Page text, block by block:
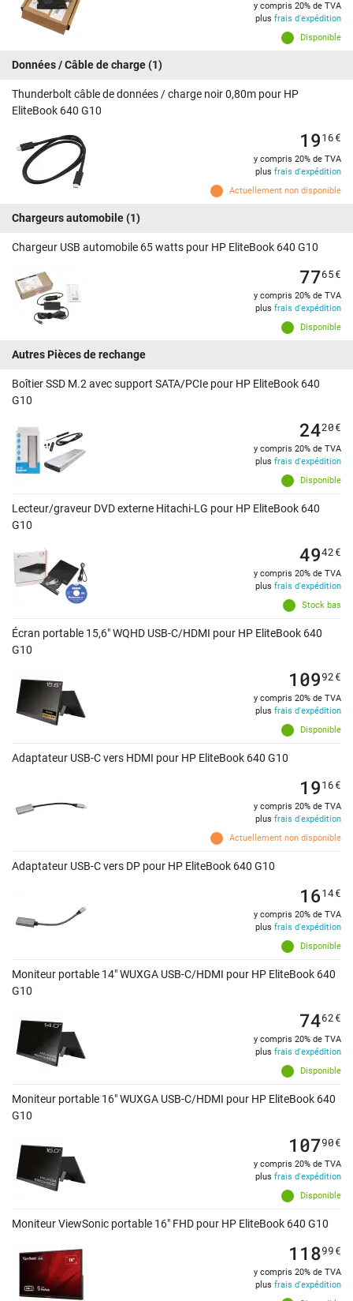
Disponible
y compris 20% de TVA
plus frais d'expédition
Données / Câble de charge(1)
Thunderbolt câble de données / charge noir 0,80m pour HP
EliteBook 640 G10
Actuellement non disponible
1916€
y compris 20% de TVA
plus frais d'expédition
Chargeurs automobile(1)
Chargeur USB automobile 65 watts pour HP EliteBook 640 G10
Disponible
7765€
y compris 20% de TVA
plus frais d'expédition
Autres Pièces de rechange
Boîtier SSD M.2 avec support SATA/PCIe pour HP EliteBook 640
G10
Disponible
2420€
y compris 20% de TVA
plus frais d'expédition
Lecteur/graveur DVD externe Hitachi-LG pour HP EliteBook 640
G10
Stock bas
4942€
y compris 20% de TVA
plus frais d'expédition
Écran portable 15,6" WQHD USB-C/HDMI pour HP EliteBook 640
G10
Disponible
10992€
y compris 20% de TVA
plus frais d'expédition
Adaptateur USB-C vers HDMI pour HP EliteBook 640 G10
Actuellement non disponible
1916€
y compris 20% de TVA
plus frais d'expédition
Adaptateur USB-C vers DP pour HP EliteBook 640 G10
Disponible
1614€
y compris 20% de TVA
plus frais d'expédition
Moniteur portable 14" WUXGA USB-C/HDMI pour HP EliteBook 640
G10
Disponible
7462€
y compris 20% de TVA
plus frais d'expédition
Moniteur portable 16" WUXGA USB-C/HDMI pour HP EliteBook 640
G10
Disponible
10790€
y compris 20% de TVA
plus frais d'expédition
Moniteur ViewSonic portable 16" FHD pour HP EliteBook 640 G10
11899€
y compris 20% de TVA
plus frais d'expédition